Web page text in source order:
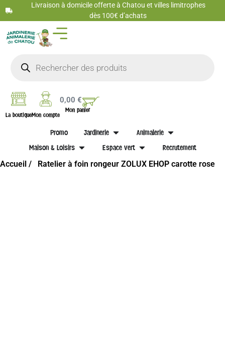
Livraison à domicile offerte à Chatou et villes limitrophes
dès 100€ d’achats
La boutiqueMon compte
0,00€
Mon panier
Promo Jardinerie
Animalerie
Maison & Loisirs
Espace vert Recrutement
Accueil / Ratelier à foin rongeur ZOLUX EHOP carotte rose